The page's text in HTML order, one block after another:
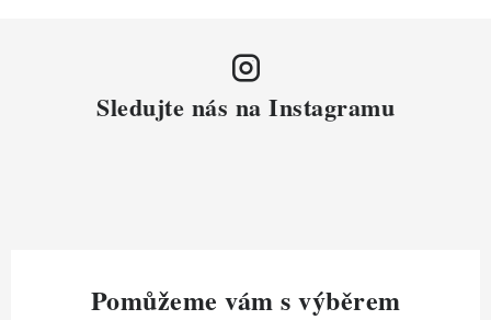
Sledujte nás na Instagramu
Pomůžeme vám s výběrem